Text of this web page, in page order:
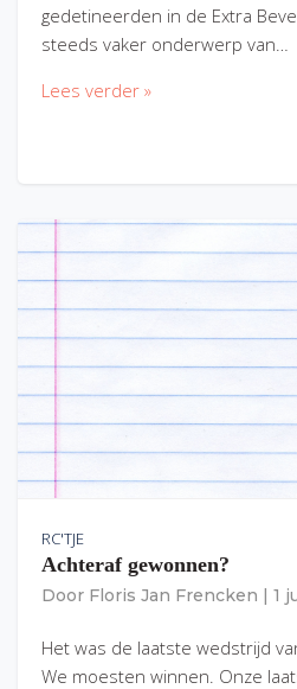
gedetineerden in de Extra
steeds vaker onderwerp van…
Lees verder »
RC'TJE
Achteraf gewonnen?
Door Floris Jan Frencken 1
Het was de laatste wedstrijd
We moesten winnen. Onze